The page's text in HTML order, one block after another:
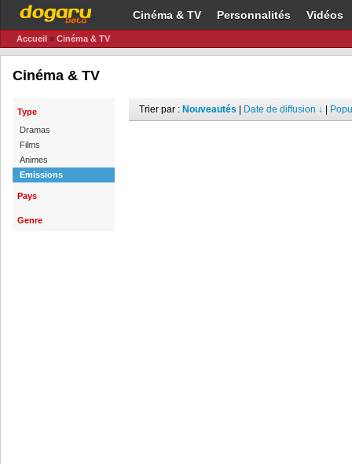
Cinéma & TV Personnalités Vidéos
Accueil » Cinéma & TV
Cinéma & TV
Type
Dramas
Films
Animes
Emissions
Pays
Genre
Trier par : Nouveautés Date de diffusion ↓